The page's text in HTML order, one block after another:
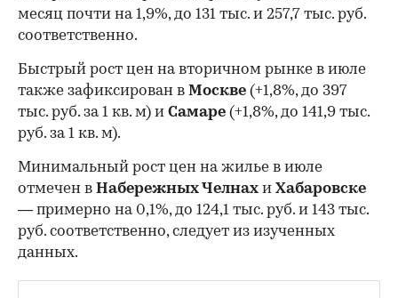
месяц почти на 1,9%, до 131 тыс. и 257,7 тыс. руб.
соответственно.
Быстрый рост цен на вторичном рынке в июле
также зафиксирован в Москве (+1,8%, до 397
тыс. руб. за 1 кв. м) и Самаре (+1,8%, до 141,9 тыс.
руб. за 1 кв. м).
Минимальный рост цен на жилье в июле
отмечен в Набережных Челнах и Хабаровске
— примерно на 0,1%, до 124,1 тыс. руб. и 143 тыс.
руб. соответственно, следует из изученных
данных.